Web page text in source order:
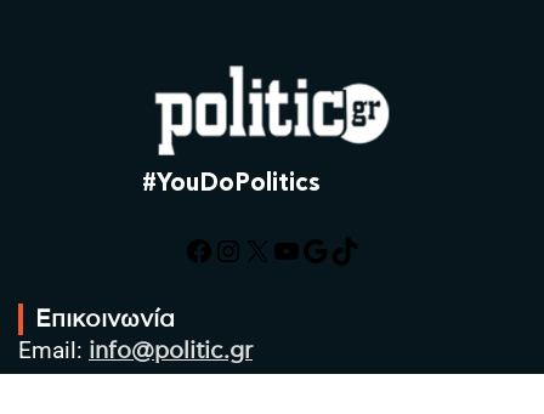
#YouDoPolitics
Facebook
Instagram
X YouTube
Google
TikTok
Επικοινωνία
Email: info@politic.gr
Τηλ: